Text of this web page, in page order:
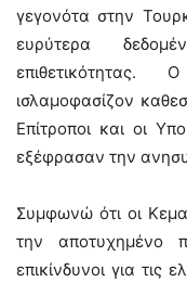
γεγονότα στην
ευρύτερα
ισλαμοφασίζον
Επίτροποι και οι
εξέφρασαν την
Συμφωνώ ότι οι
την αποτυχημένο
επικίνδυνοι για τις